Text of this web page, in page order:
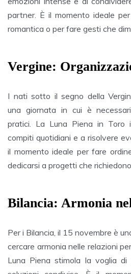
partner. È il momento ideale
romantica o per fare gesti che
Vergine:
I nati sotto il segno della
una giornata in cui è
pratici. La Luna Piena in Toro
compiti quotidiani e a risolvere
il momento ideale per fare
dedicarsi a progetti che
Bilancia: Armonia
Per i Bilancia, il 15 novembre è
cercare armonia nelle relazioni
Luna Piena stimola la voglia